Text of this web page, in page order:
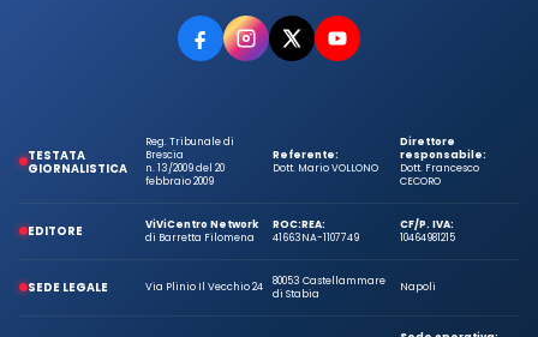
TESTATA
GIORNALISTICA
Reg. Tribunale di
Brescia
n. 13/2009 del 20
febbraio 2009
Referente:
Dott. Mario VOLLONO
Direttore
responsabile:
Dott. Francesco
CECORO
EDITORE
ViViCentro Network
di Barretta Filomena
ROC:
41663
REA:
NA-1107749
CF/P. IVA:
10464981215
SEDE LEGALE Via Plinio Il Vecchio 24
80053 Castellammare
di Stabia
Napoli